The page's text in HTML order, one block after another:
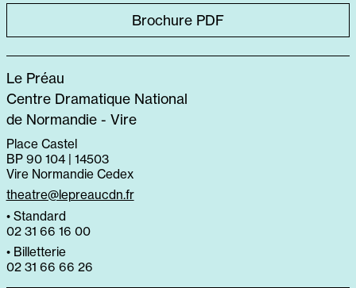
Brochure PDF
Le Préau
Centre Dramatique National
de Normandie - Vire
Place Castel
BP 90 104 | 14503
Vire Normandie Cedex
theatre@lepreaucdn.fr
• Standard
02 31 66 16 00
• Billetterie
02 31 66 66 26